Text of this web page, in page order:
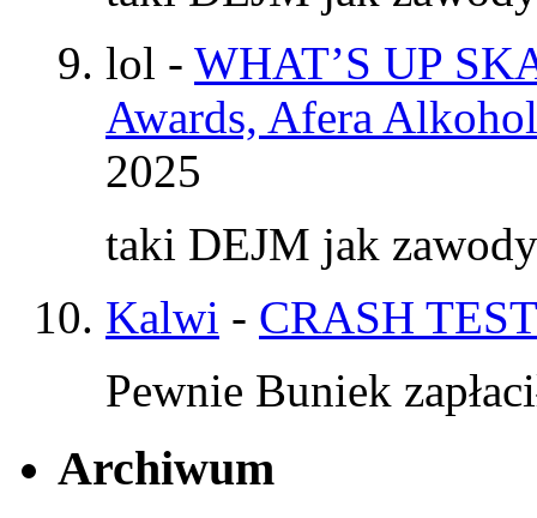
lol - WHAT’S UP
Awards, Afera
2025
taki DEJM jak
Kalwi - CRASH
Pewnie Buniek
Archiwum